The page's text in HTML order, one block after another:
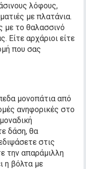
λόφους,
με πλατάνια.
με το θαλασσινό
Είτε αρχάριοι είτε
που σας
μονοπάτια από
ανηφορικές στο
δάση, θα
στις
την απαράμιλλη
η βόλτα με